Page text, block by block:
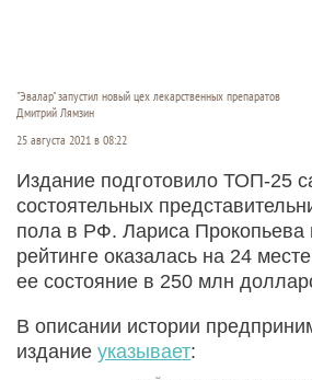
"Эвалар" запустил новый цех лекарственных препаратов
Дмитрий Лямзин
25 августа 2021 в 08:22
Издание подготовило ТОП-25
состоятельных
пола в РФ. Лариса Прокопьева
рейтинге оказалась на 24
ее состояние в 250 млн
В описании истории
издание указывает: